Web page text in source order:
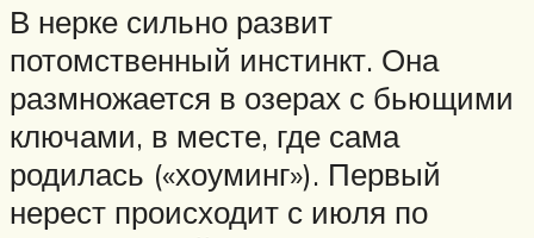
В нерке сильно развит
потомственный инстинкт. Она
размножается в озерах с бьющими
ключами, в месте, где сама
родилась («хоуминг»). Первый
нерест происходит с июля по